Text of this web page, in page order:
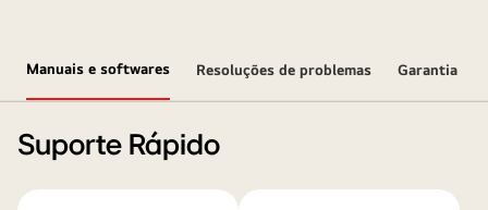
Manuais e softwares Resoluções de problemas Garantia
Suporte Rápido